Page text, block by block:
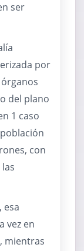
ser
por
del plano
1 caso
con
esa
vez en
mientras